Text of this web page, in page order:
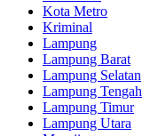
Kota Metro
Kriminal
Lampung
Lampung Barat
Lampung Selatan
Lampung Tengah
Lampung Timur
Lampung Utara